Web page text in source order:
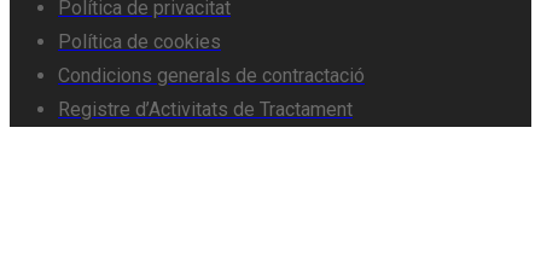
Política de privacitat
Política de cookies
Condicions generals de contractació
Registre d’Activitats de Tractament